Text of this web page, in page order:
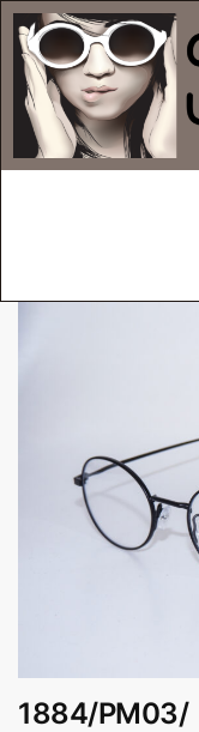
1884/PM03/